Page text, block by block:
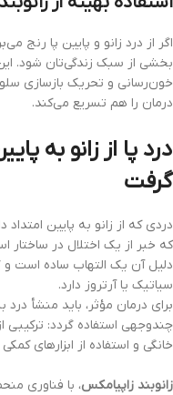
اگر از درد زانو و پایین پا رنج
بخشی از سبک زندگی‌تان شود.
خون‌رسانی و تحریک بازسازی
درمان را هم تسریع می‌کند.
درد پا از زانو به
گرفت
دردی که از زانو به پایین
که خبر از یک اختلال در
دلیل آن یک التهاب ساده است
سیاتیک یا آرتروز دارد.
برای درمان مؤثر، باید منشأ
چندوجهی استفاده گردد: ترکیبی
خانگی و استفاده از ابزارهای
زانوبند زاپیامکس، با فناوری